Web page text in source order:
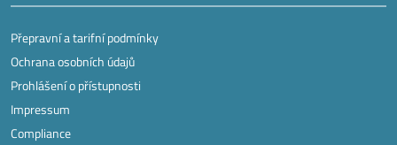
Přepravní a tarifní podmínky
Ochrana osobních údajů
Prohlášení o přístupnosti
Impressum
Compliance